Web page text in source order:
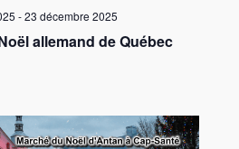
allemand de Québec
-23 décembre 2025